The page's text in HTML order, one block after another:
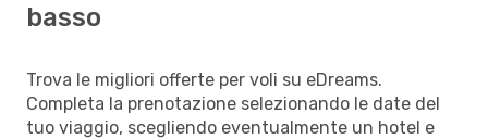
basso
Trova le migliori offerte per voli su eDreams.
Completa la prenotazione selezionando le date del
tuo viaggio, scegliendo eventualmente un hotel e